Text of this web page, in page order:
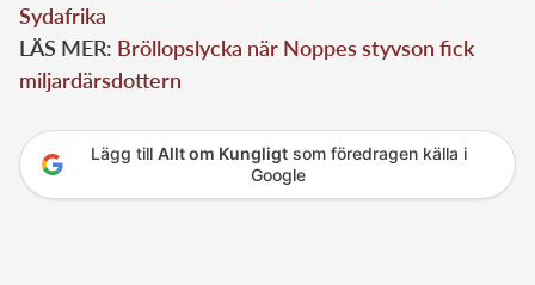
Sydafrika
LÄS MER: Bröllopslycka när Noppes styvson fick
miljardärsdottern
Lägg till Allt om Kungligtsom föredragen källa i
Google